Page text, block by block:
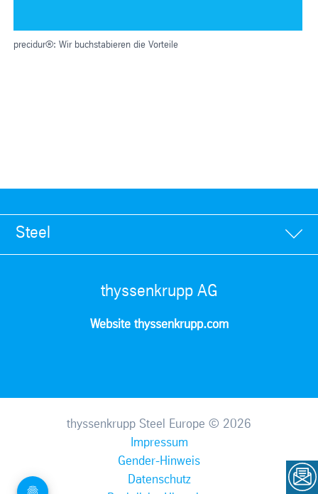
precidur®: Wir buchstabieren die Vorteile
Steel
thyssenkrupp AG
Website thyssenkrupp.com
thyssenkrupp Steel Europe © 2026
Impressum
Gender-Hinweis
Datenschutz